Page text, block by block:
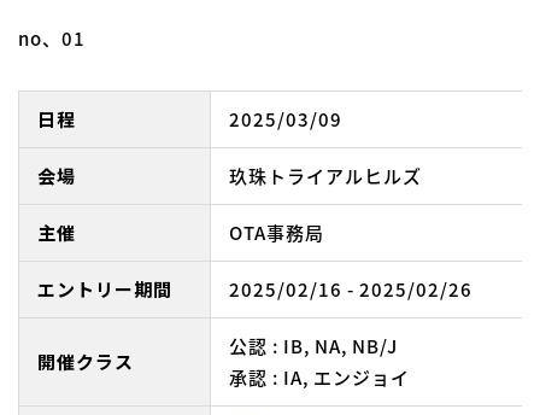
no、01
日程 2025/03/09
会場 玖珠トライアルヒルズ
主催 OTA事務局
エントリー期間 2025/02/16 - 2025/02/26
開催クラス
公認 : IB, NA, NB/J
承認 : IA, エンジョイ